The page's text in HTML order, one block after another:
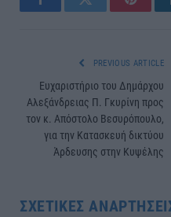
FacebookTwitter
PREVIOUS ARTICLE
Ευχαριστήριο του Δημάρχου
Αλεξάνδρειας Π. Γκυρίνη προς
τον κ. Απόστολο Βεσυρόπουλο,
για την Κατασκευή δικτύου
Άρδευσης στην Κυψέλης
ΣΧΕΤΙΚΈΣ